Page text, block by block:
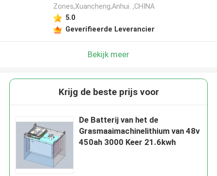
Zones,Xuancheng,Anhui. ,CHINA
5.0
Geverifieerde Leverancier
Bekijk meer
Krijg de beste prijs voor
De Batterij van het de
Grasmaaimachinelithium van 48v
450ah 3000 Keer 21.6kwh